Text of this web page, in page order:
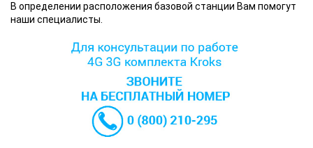
В определении расположения базовой станции Вам помогут
наши специалисты.